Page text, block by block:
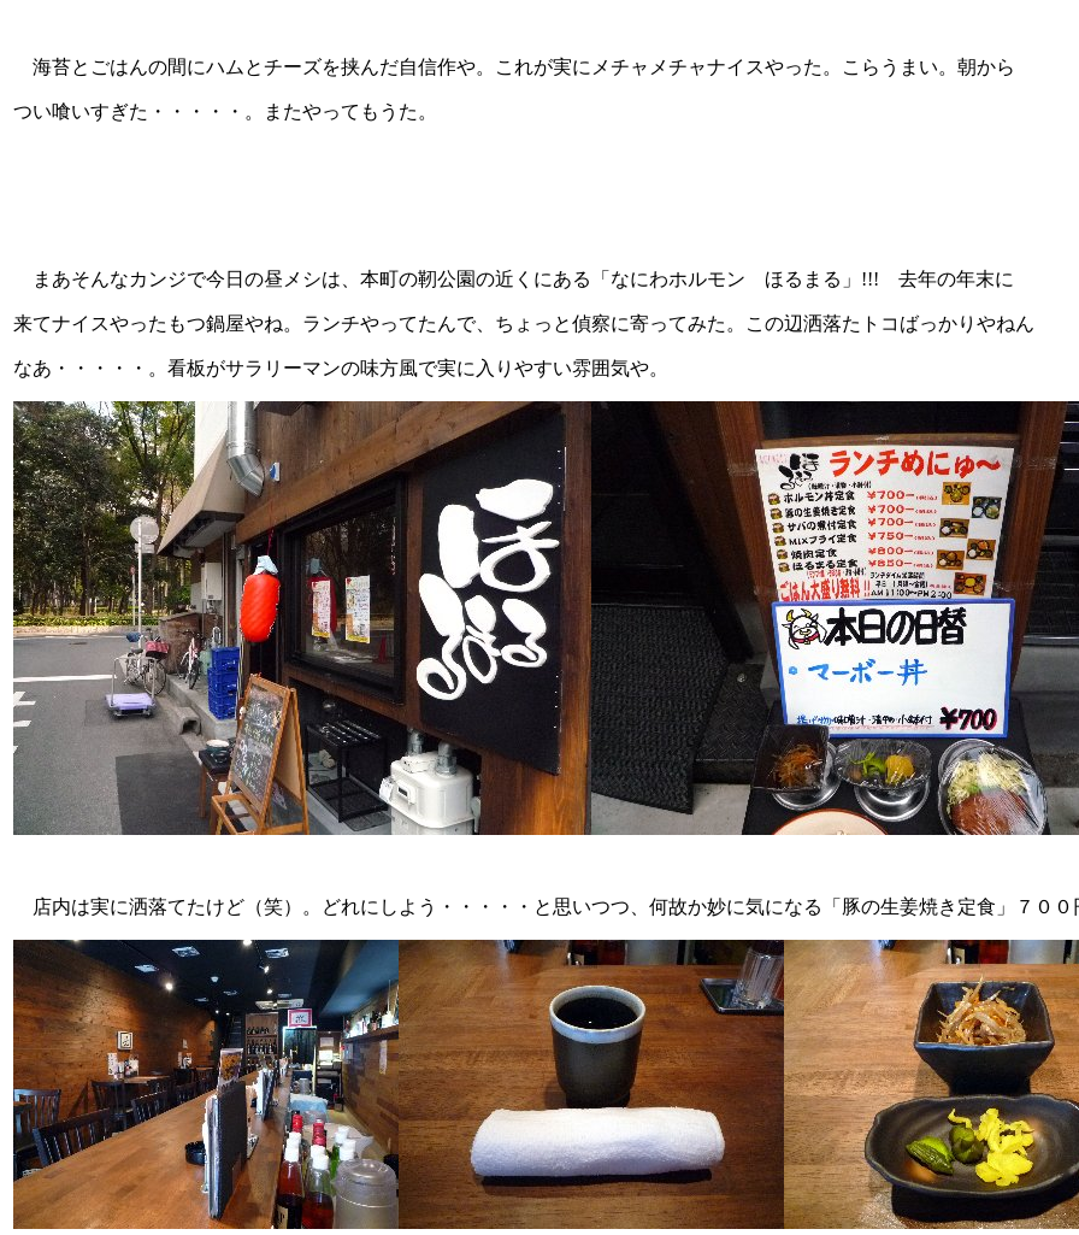
海苔とごはんの間にハムとチーズを挟んだ自信作や。これが実にメチャメチャナイスやった。こらうまい。朝から
つい喰いすぎた・・・・・。またやってもうた。
まあそんなカンジで今日の昼メシは、本町の靭公園の近くにある「なにわホルモン ほるまる」!!! 去年の年末に
来てナイスやったもつ鍋屋やね。ランチやってたんで、ちょっと偵察に寄ってみた。この辺洒落たトコばっかりやねん
なあ・・・・・。看板がサラリーマンの味方風で実に入りやすい雰囲気や。
店内は実に洒落てたけど（笑）。どれにしよう・・・・・と思いつつ、何故か妙に気になる「豚の生姜焼き定食」７００